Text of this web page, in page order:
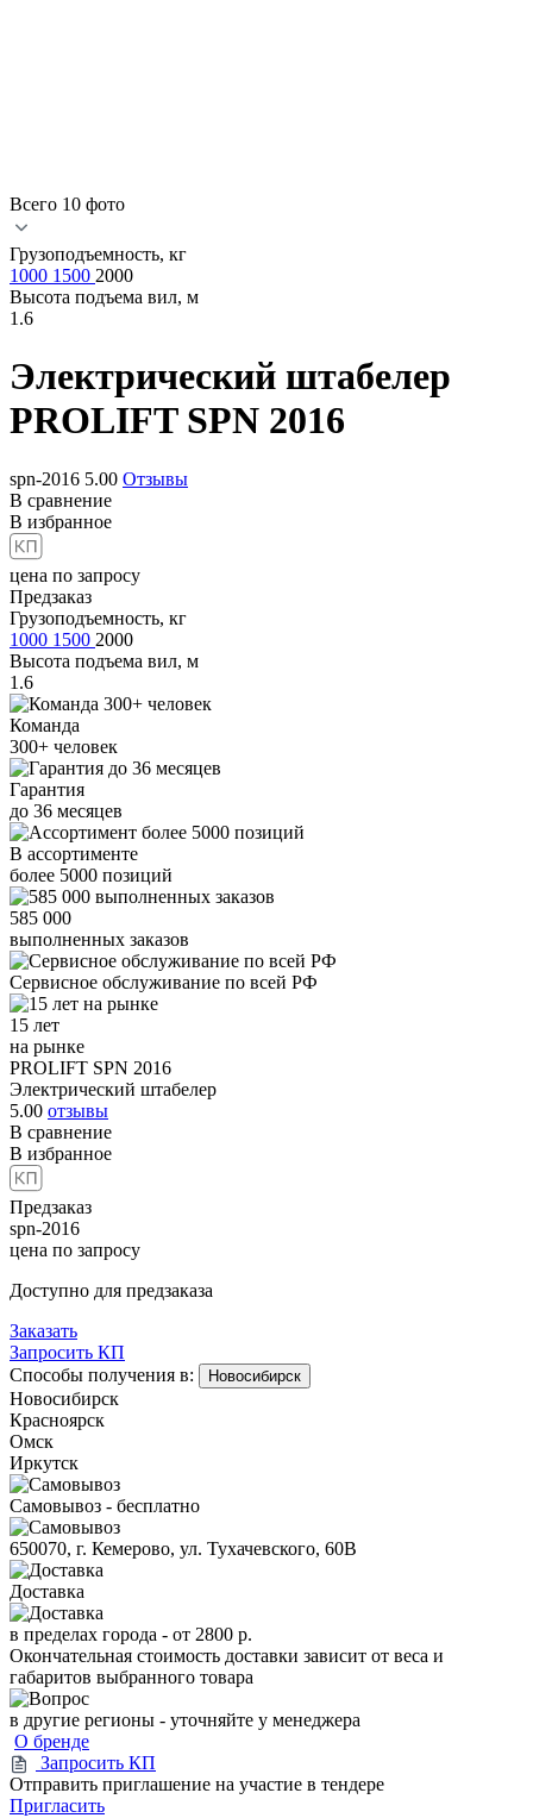
Всего 10 фото
Грузоподъемность, кг
1000 1500 2000
Высота подъема вил, м
1.6
Электрический штабелер
PROLIFT SPN 2016
spn-2016 5.00 Отзывы
В сравнение
В избранное
цена по запросу
Предзаказ
Грузоподъемность, кг
1000 1500 2000
Высота подъема вил, м
1.6
Команда
300+ человек
Гарантия
до 36 месяцев
В ассортименте
более 5000 позиций
585 000
выполненных заказов
Сервисное обслуживание по всей РФ
15 лет
на рынке
PROLIFT SPN 2016
Электрический штабелер
5.00 отзывы
В сравнение
В избранное
Предзаказ
spn-2016
цена по запросу
Доступно для предзаказа
Заказать
Запросить КП
Способы получения в:
Новосибирск
Новосибирск
Красноярск
Омск
Иркутск
Самовывоз - бесплатно
650070, г. Кемерово, ул. Тухачевского, 60В
Доставка
в пределах города - от 2800 р.
Окончательная стоимость доставки зависит от веса и
габаритов выбранного товара
в другие регионы - уточняйте у менеджера
О бренде
Запросить КП
Отправить приглашение на участие в тендере
Пригласить